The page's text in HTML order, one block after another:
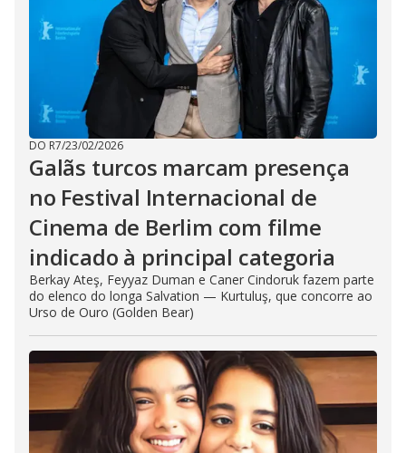
DO R7/23/02/2026
Galãs turcos marcam presença
no Festival Internacional de
Cinema de Berlim com filme
indicado à principal categoria
Berkay Ateş, Feyyaz Duman e Caner Cindoruk fazem parte
do elenco do longa Salvation — Kurtuluş, que concorre ao
Urso de Ouro (Golden Bear)